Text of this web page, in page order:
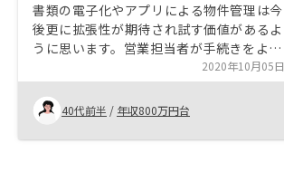
書類の電子化やアプリによる物件管理は今
後更に拡張性が期待され試す価値があるよ
うに思います。営業担当者が手続きをよく
把握してなかったり段取が悪かったりでせ
っかくのシステムが生かされていないよう
なので研修等地道な教育を行った方がよい
と思います。
2020年10月05日
40代前半 / 年収800万円台